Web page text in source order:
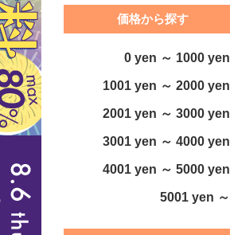
価格から探す
0 yen ～ 1000 yen
1001 yen ～ 2000 yen
2001 yen ～ 3000 yen
3001 yen ～ 4000 yen
4001 yen ～ 5000 yen
5001 yen ～